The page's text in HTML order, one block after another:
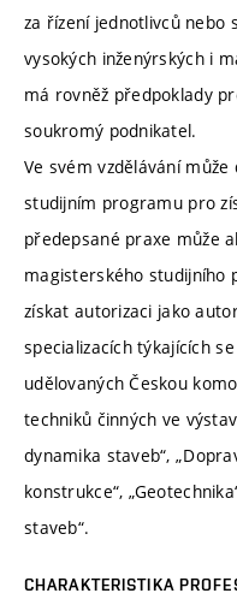
za řízení jednotlivců nebo
vysokých inženýrských i
má rovněž předpoklady
soukromý podnikatel.
Ve svém vzdělávání
studijním programu pro
předepsané praxe může
magisterského studijního
získat autorizaci jako
specializacích týkajících
udělovaných Českou
techniků činných ve
dynamika staveb“,
konstrukce“,
staveb“.
CHARAKTERISTIKA